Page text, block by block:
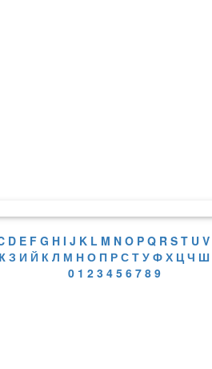
D E F G H I J K L M N O P Q R S T U V
З И Й К Л М Н О П Р С Т У Ф Х Ц Ч Ш
0 1 2 3 4 5 6 7 8 9